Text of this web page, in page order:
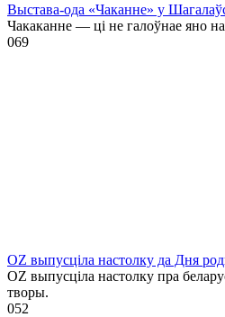
Выстава-ода «Чаканне» у
Чакаканне — ці не галоўнае яно
069
OZ выпусціла настолку да Дня
OZ выпусціла настолку пра
творы.
052